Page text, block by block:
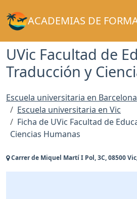
ACADEMIAS DE
UVic Facultad de
Traducción y
Escuela universitaria en Barcelona
Escuela universitaria en Vic
Ficha de UVic Facultad de
Ciencias Humanas
Carrer de Miquel Martí I Pol, 3C, 08500